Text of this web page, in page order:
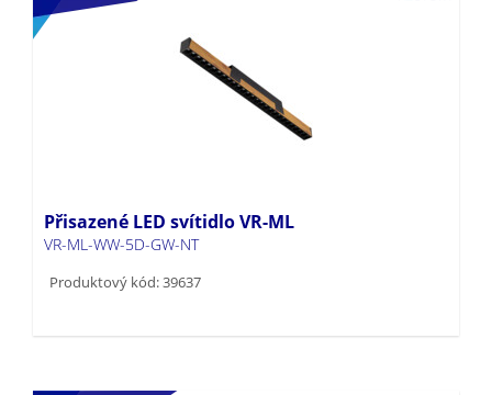
Přisazené LED svítidlo VR-ML
VR-ML-WW-5D-GW-NT
Produktový kód: 39637